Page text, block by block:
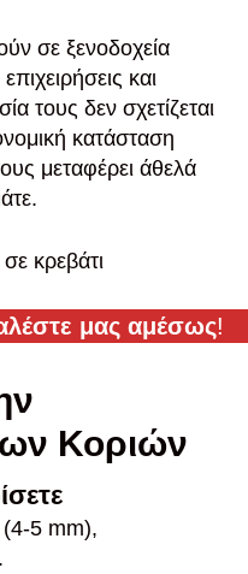
σε ξενοδοχεία
και
τους δεν σχετίζεται
κατάσταση
μεταφέρει άθελά
μας αμέσως!
Κοριών
(4-5 mm),